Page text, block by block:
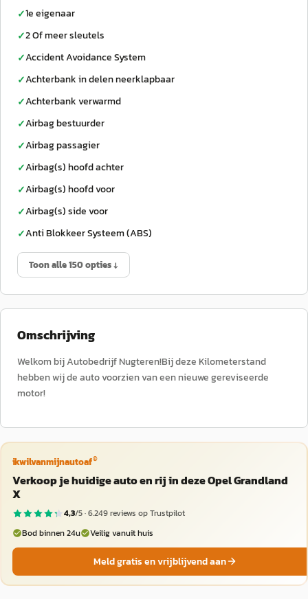
✓1e eigenaar
✓2 Of meer sleutels
✓Accident Avoidance System
✓Achterbank in delen neerklapbaar
✓Achterbank verwarmd
✓Airbag bestuurder
✓Airbag passagier
✓Airbag(s) hoofd achter
✓Airbag(s) hoofd voor
✓Airbag(s) side voor
✓Anti Blokkeer Systeem (ABS)
Toon alle 150 opties ↓
Omschrijving
Welkom bij Autobedrijf Nugteren!Bij deze Kilometerstand
hebben wij de auto voorzien van een nieuwe gereviseerde
motor!
ikwilvanmijnautoaf®
Verkoop je huidige auto en rij in deze Opel Grandland
X
4,3/5 ·6.249reviews op Trustpilot
Bod binnen 24u
Veilig vanuit huis
Meld gratis en vrijblijvend aan